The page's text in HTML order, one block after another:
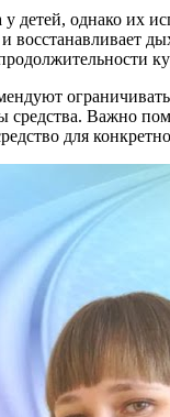
однако их
восстанавливает
средства. Важно
для